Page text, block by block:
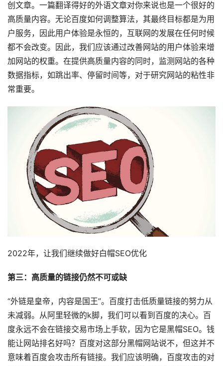
创文章。一篇翻译得好的外语文章对你来说也是一个很好的
高质量内容。无论百度如何调整算法，其最终目标都是为用
户服务，因此用户体验是永恒的，互联网的发展在任何时候
都不会改变。因此，我们应该通过改善网站的用户体验来增
加网站的权重。在提供高质量内容的同时，监测网站的各种
数据指标，如跳出率、停留时间等，对于研究网站的粘性非
常重要。
2022年，让我们继续做好白帽SEO优化
第三：高质量的链接仍然不可或缺
“外链是皇帝，内容是国王”。百度打击低质量链接的努力从
未减弱。从阿里轻微的k脚，我们可以看到百度的决心。百
度永远不会在链接交易市场上手软，因为它是黑帽SEO。钱
能让网站排名好吗？百度对这部分黑帽网站说不，但这并不
意味着百度会攻击所有链接。我们应该明确，百度攻击的对